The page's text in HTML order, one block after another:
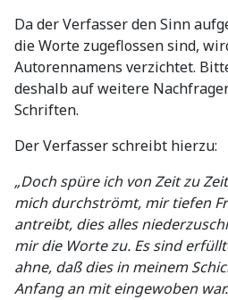
Da der Verfasser den Sinn
die Worte zugeflossen sind,
Autorennamens verzichtet.
deshalb auf weitere
Schriften.
Der Verfasser schreibt hierzu:
„Doch spüre ich von Zeit zu
mich durchströmt, mir tiefen
antreibt, dies alles
mir die Worte zu. Es sind
ahne, daß dies in meinem
Anfang an mit eingewoben war.